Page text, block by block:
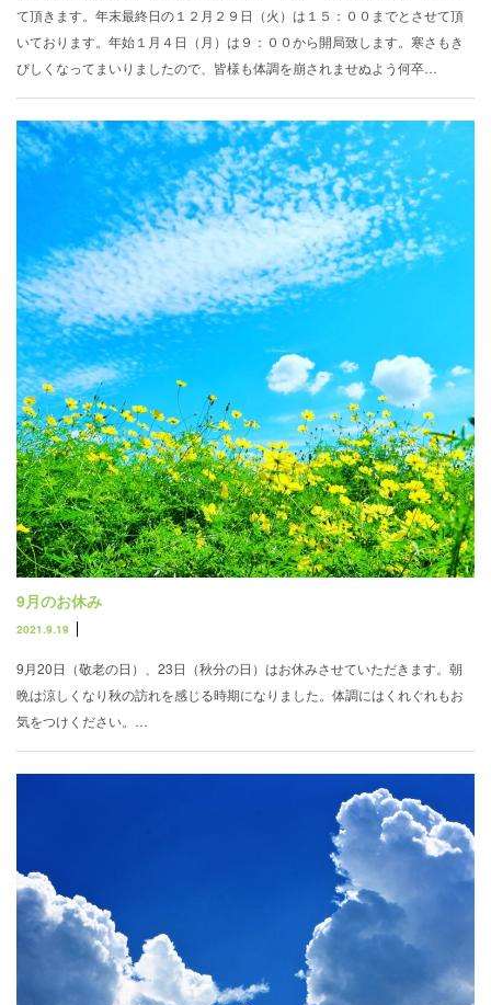
て頂きます。年末最終日の１２月２９日（火）は１５：００までとさせて頂
いております。年始１月４日（月）は９：００から開局致します。寒さもき
びしくなってまいりましたので、皆様も体調を崩されませぬよう何卒…
9月のお休み
2021.9.19
9月20日（敬老の日）、23日（秋分の日）はお休みさせていただきます。朝
晩は涼しくなり秋の訪れを感じる時期になりました。体調にはくれぐれもお
気をつけください。…